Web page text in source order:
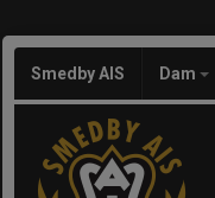
Smedby AIS Dam